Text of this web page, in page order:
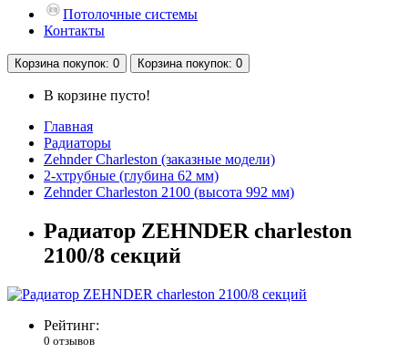
Потолочные системы
Контакты
Корзинапокупок: 0 Корзинапокупок: 0
В корзине пусто!
Главная
Радиаторы
Zehnder Charleston (заказные модели)
2-хтрубные (глубина 62 мм)
Zehnder Charleston 2100 (высота 992 мм)
Радиатор ZEHNDER charleston
2100/8 секций
Рейтинг:
0 отзывов